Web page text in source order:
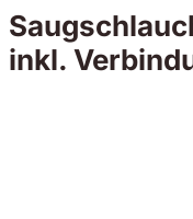
inkl.